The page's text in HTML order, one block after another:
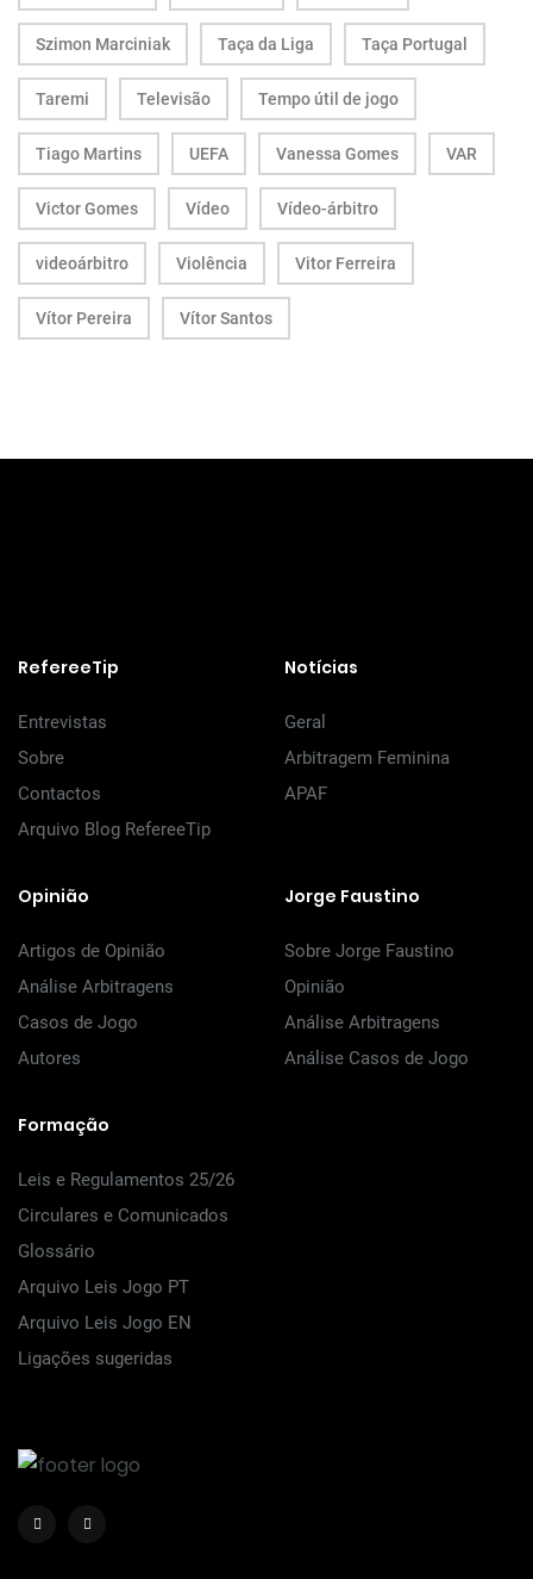
Szimon Marciniak Taça da Liga Taça Portugal
Taremi Televisão Tempo útil de jogo
Tiago Martins UEFA Vanessa Gomes VAR
Victor Gomes Vídeo Vídeo-árbitro
videoárbitro Violência Vitor Ferreira
Vítor Pereira Vítor Santos
RefereeTip
Entrevistas
Sobre
Contactos
Arquivo Blog RefereeTip
Notícias
Geral
Arbitragem Feminina
APAF
Opinião
Artigos de Opinião
Análise Arbitragens
Casos de Jogo
Autores
Jorge Faustino
Sobre Jorge Faustino
Opinião
Análise Arbitragens
Análise Casos de Jogo
Formação
Leis e Regulamentos 25/26
Circulares e Comunicados
Glossário
Arquivo Leis Jogo PT
Arquivo Leis Jogo EN
Ligações sugeridas